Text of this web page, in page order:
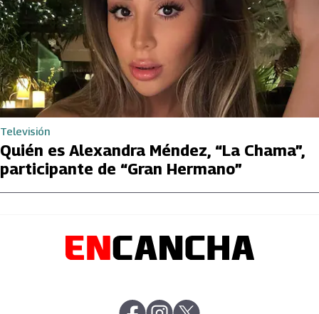
Televisión
Quién es Alexandra Méndez, “La Chama”,
participante de “Gran Hermano”
abre en nueva pestaña
abre en nueva pestaña